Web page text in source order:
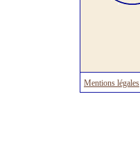
Mentions légales